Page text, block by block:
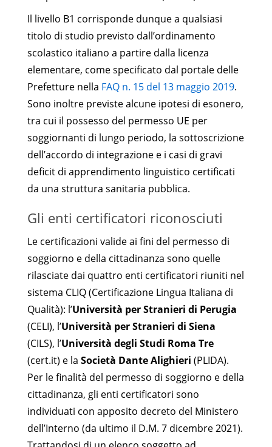
Il livello B1 corrisponde dunque a qualsiasi
titolo di studio previsto dall’ordinamento
scolastico italiano a partire dalla licenza
elementare, come specificato dal portale delle
Prefetture nella FAQ n. 15 del 13 maggio 2019.
Sono inoltre previste alcune ipotesi di esonero,
tra cui il possesso del permesso UE per
soggiornanti di lungo periodo, la sottoscrizione
dell’accordo di integrazione e i casi di gravi
deficit di apprendimento linguistico certificati
da una struttura sanitaria pubblica.
Gli enti certificatori riconosciuti
Le certificazioni valide ai fini del permesso di
soggiorno e della cittadinanza sono quelle
rilasciate dai quattro enti certificatori riuniti nel
sistema CLIQ (Certificazione Lingua Italiana di
Qualità): l’Università per Stranieri di Perugia
(CELI), l’Università per Stranieri di Siena
(CILS), l’Università degli Studi Roma Tre
(cert.it) e la Società Dante Alighieri (PLIDA).
Per le finalità del permesso di soggiorno e della
cittadinanza, gli enti certificatori sono
individuati con apposito decreto del Ministero
dell’Interno (da ultimo il D.M. 7 dicembre 2021).